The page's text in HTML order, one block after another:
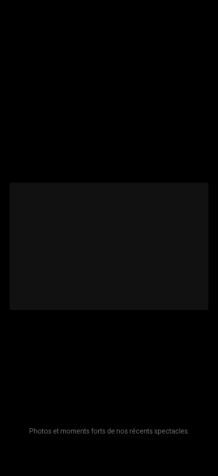
Photos et moments forts de nos récents spectacles.